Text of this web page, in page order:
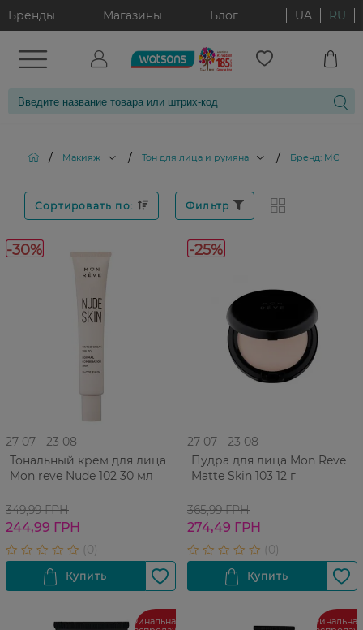
Бренды Магазины Блог UA RU
/ Макияж / Тон для лица и румяна / Бренд: MON
Сортировать по: Фильтр
-30%
27 07 - 23 08
Тональный крем для лица
Mon reve Nude 102 30 мл
349,99 ГРН
244,99 ГРН
-25%
27 07 - 23 08
Пудра для лица Mon Reve
Matte Skin 103 12 г
365,99 ГРН
274,49 ГРН
Финальная Финальная